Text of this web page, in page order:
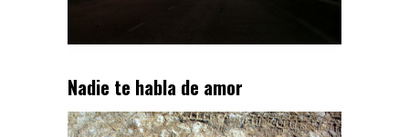
Nadie te habla de amor